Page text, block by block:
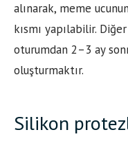
alınarak, meme
kısmı yapılabilir.
oturumdan 2–3 ay
oluşturmaktır.
Silikon